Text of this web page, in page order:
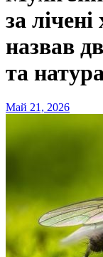
за
назвав
та
Май 21, 2026